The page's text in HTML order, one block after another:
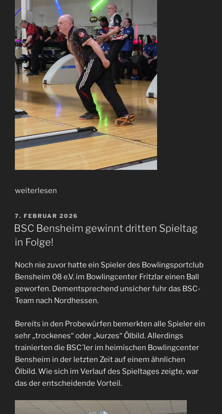
weiterlesen
7. FEBRUAR 2026
BSC Bensheim gewinnt dritten Spieltag
in Folge!
Noch nie zuvor hatte ein Spieler des Bowlingsportclub
Bensheim 08 e.V. im Bowlingcenter Fritzlar einen Ball
geworfen. Dementsprechend unsicher fuhr das BSC-
Team nach Nordhessen.
Bereits in den Probewürfen bemerkten alle Spieler ein
sehr „trockenes“ oder „kurzes“ Ölbild. Allerdings
trainierten die BSC´ler im heimischen Bowlingcenter
Bensheim in der letzten Zeit auf einem ähnlichen
Ölbild. Wie sich im Verlauf des Spieltages zeigte, war
das der entscheidende Vorteil.